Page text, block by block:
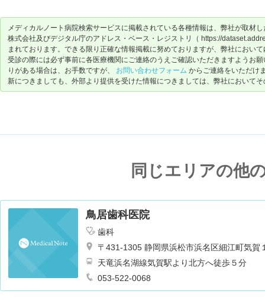
メディカルノート病院検索サービスに掲載されている各種情報は、弊社が取材
株式会社及びデジタル庁のアドレス・ベース・レジストリ（ https://
まれております。できる限り正確な情報掲載に努めておりますが、弊社におい
受診の際には必ず事前に各医療機関にご連絡のうえご確認いただきますようお
りがある場合は、お手数ですが、 お問い合わせフォーム からご連絡をいただけ
新につきましても、外部より提供を受けた情報につきましては、弊社において
同じエリアの他
鳥居歯科医院
歯科
〒431-1305 静岡県浜松市浜名区細江町気賀
天竜浜名湖線気賀駅より北方へ徒歩５分
053-522-0068